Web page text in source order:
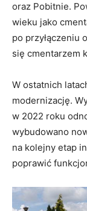
oraz Pobitnie.
wieku jako
po przyłączeniu
się cmentarzem
W ostatnich
modernizację.
w 2022 roku
wybudowano
na kolejny etap
poprawić